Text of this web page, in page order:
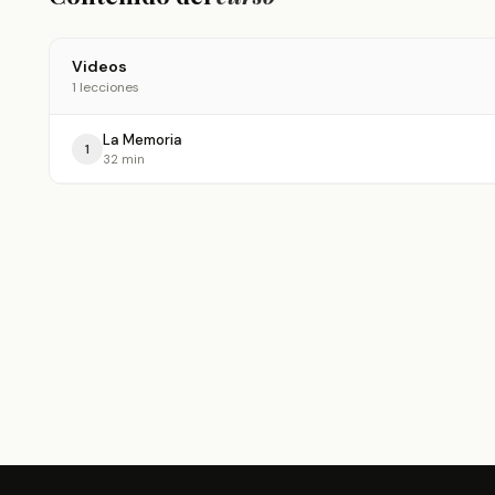
Videos
1 lecciones
1 La Memoria
32 min